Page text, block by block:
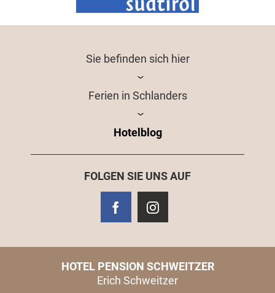
Sie befinden sich hier
Ferien in Schlanders
Hotelblog
FOLGEN SIE UNS AUF
HOTEL PENSION SCHWEITZER
Erich Schweitzer